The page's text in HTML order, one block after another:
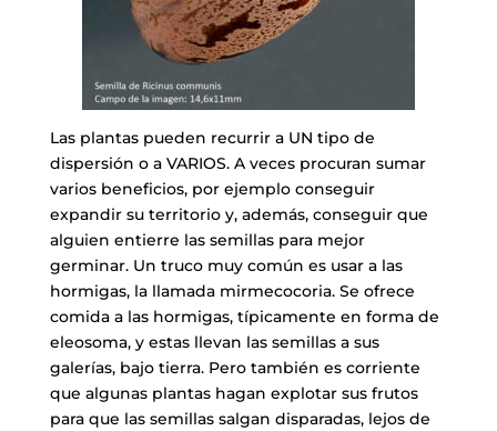
Las plantas pueden recurrir a UN tipo de
dispersión o a VARIOS. A veces procuran sumar
varios beneficios, por ejemplo conseguir
expandir su territorio y, además, conseguir que
alguien entierre las semillas para mejor
germinar. Un truco muy común es usar a las
hormigas, la llamada mirmecocoria. Se ofrece
comida a las hormigas, típicamente en forma de
eleosoma, y estas llevan las semillas a sus
galerías, bajo tierra. Pero también es corriente
que algunas plantas hagan explotar sus frutos
para que las semillas salgan disparadas, lejos de